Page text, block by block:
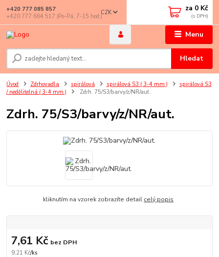
Menu
CZK
Hledat
+420 777 085 857
+420 777 664 517 (Po-Pá, 7-15 hod.)
za 0 Kč
Úvod Zdrhovadla spirálová spirálová S3 ( 3-4 mm )
spirálová S3
/ nedělitelná ( 3-4 mm )
Zdrh. 75/S3/barvy/z/NR/aut.
Zdrh. 75/S3/barvy/z/NR/aut.
kliknutím na vzorek zobrazíte detail celý popis
9,21 Kč/ks
7,61 Kč bez DPH